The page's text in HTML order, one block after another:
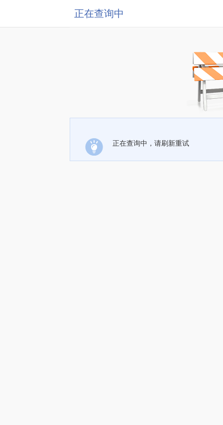
正在查询中
正在查询中，请刷新重试